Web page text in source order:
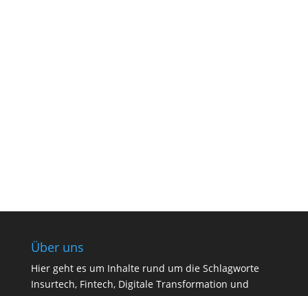
Über uns
Hier geht es um Inhalte rund um die Schlagworte
Insurtech, Fintech, Digitale Transformation und